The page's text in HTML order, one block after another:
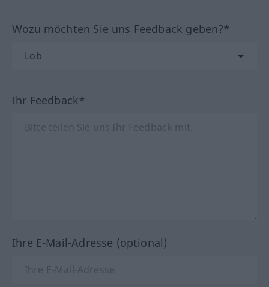
Wozu möchten Sie uns Feedback geben?*
Ihr Feedback*
Ihre E-Mail-Adresse (optional)